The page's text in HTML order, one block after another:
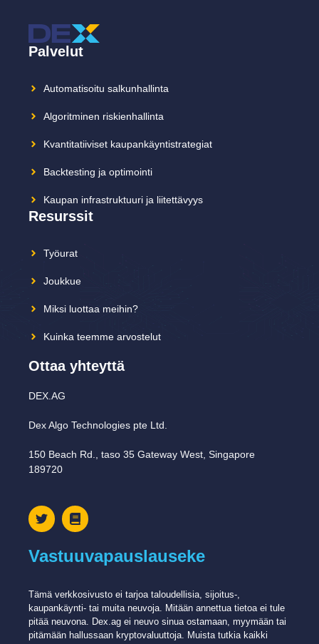
Palvelut
Automatisoitu salkunhallinta
Algoritminen riskienhallinta
Kvantitatiiviset kaupankäyntistrategiat
Backtesting ja optimointi
Kaupan infrastruktuuri ja liitettävyys
Resurssit
Työurat
Joukkue
Miksi luottaa meihin?
Kuinka teemme arvostelut
Ottaa yhteyttä
DEX.AG
Dex Algo Technologies pte Ltd.
150 Beach Rd., taso 35 Gateway West, Singapore
189720
Vastuuvapauslauseke
Tämä verkkosivusto ei tarjoa taloudellisia, sijoitus-,
kaupankäynti- tai muita neuvoja. Mitään annettua tietoa ei tule
pitää neuvona. Dex.ag ei ​​neuvo sinua ostamaan, myymään tai
pitämään hallussaan kryptovaluuttoja. Muista tutkia kaikki